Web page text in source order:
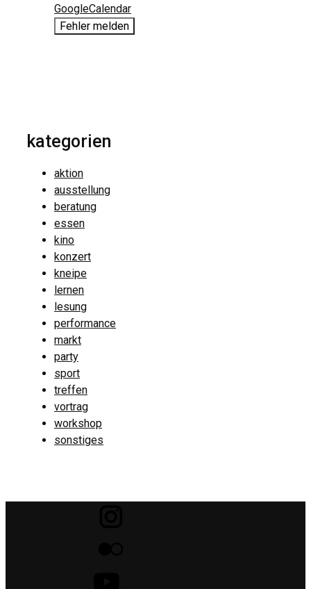
GoogleCalendar
Fehler melden
kategorien
aktion
ausstellung
beratung
essen
kino
konzert
kneipe
lernen
lesung
performance
markt
party
sport
treffen
vortrag
workshop
sonstiges